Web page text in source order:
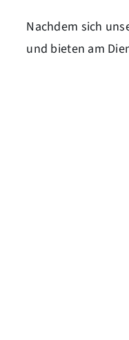
Nachdem sich
und bieten am